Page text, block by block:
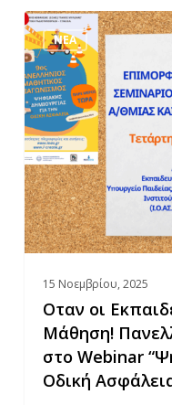
Οταν
οι
Εκπαιδευτικοί
διψούν
για
Μάθηση!
Πανελλαδική
Ανταπόκριση
στο
“Ψηφιακή
Δημιουργία
και
Οδική
Ασφάλεια”
ΝΈΑ
15 Νοεμβρίου, 2025
Οταν οι
Μάθηση!
στο Webinar
Οδική